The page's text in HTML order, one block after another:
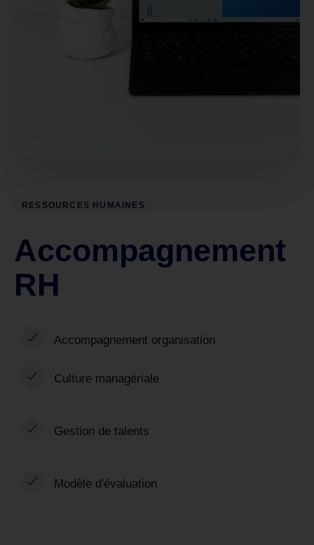
RESSOURCES HUMAINES
Accompagnement
RH
Accompagnement organisation
Culture managériale
Gestion de talents
Modèle d'évaluation